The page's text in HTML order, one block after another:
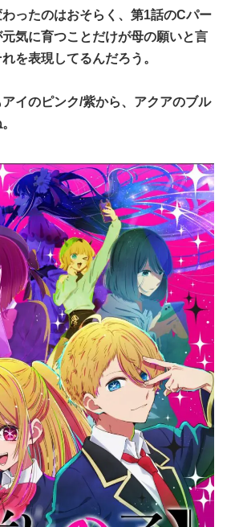
ったのはおそらく、第1話のCパー
元気に育つことだけが母の願いと言
を表現してるんだろう。
イのピンク/紫から、アクアのブル